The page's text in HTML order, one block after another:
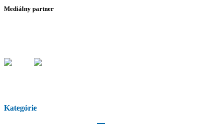
Mediálny partner
Kategórie